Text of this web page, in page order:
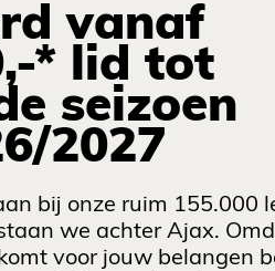
vanaf
* lid tot
seizoen
2027
bij onze ruim 155.000
we achter Ajax.
voor jouw belangen